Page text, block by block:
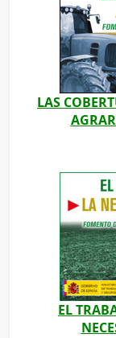
LAS
EL